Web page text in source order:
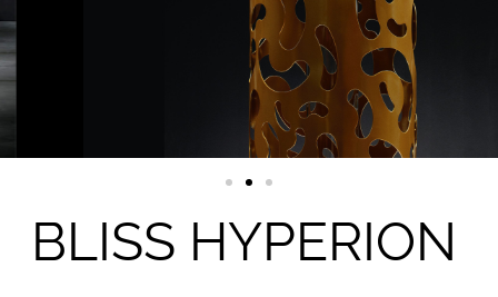
BLISS HYPERION